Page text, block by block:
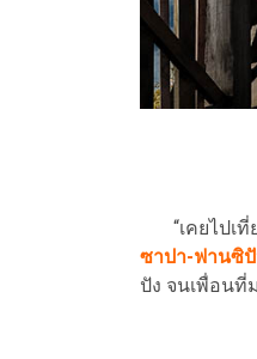
“เคยไปเที่
ซาปา-ฟานซิ
ปัง จนเพื่อนที่